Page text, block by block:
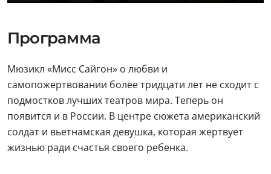
Программа
Мюзикл «Мисс Сайгон» о любви и
самопожертвовании более тридцати лет не сходит с
подмостков лучших театров мира. Теперь он
появится и в России. В центре сюжета американский
солдат и вьетнамская девушка, которая жертвует
жизнью ради счастья своего ребенка.